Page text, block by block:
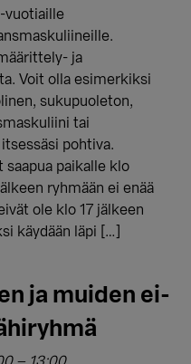
vuotiaille
ja
Voit olla esimerkiksi
sukupuoleton,
tai
pohtiva.
saapua paikalle klo
ryhmään ei enää
ole klo 17 jälkeen
käydään läpi […]
ja muiden ei-